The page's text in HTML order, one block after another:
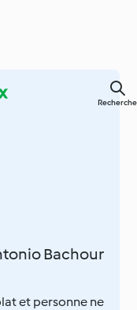
Recherche
Bachour
et personne ne